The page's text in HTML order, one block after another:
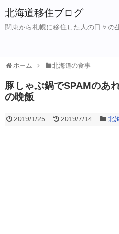
北海道移住ブログ
関東から札幌に移住した人の日々の
ホーム 北海道の食事
豚しゃぶ鍋でSPAMのあ
の晩飯
2019/1/25 2019/7/14 北